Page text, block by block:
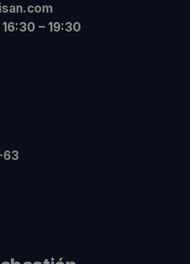
– 19:30
63